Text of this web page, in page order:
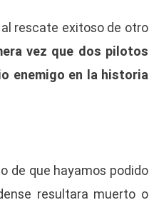
rescate exitoso de otro
vez que dos pilotos
enemigo en la historia
de que hayamos podido
resultara muerto o